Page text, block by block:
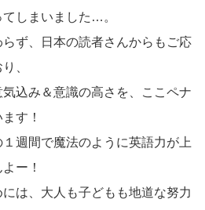
しまいました…。
ず、日本の読者さんからもご応
、
込み＆意識の高さを、ここペナ
す！
週間で魔法のように英語力が上
ー！
は、大人も子どもも地道な努力